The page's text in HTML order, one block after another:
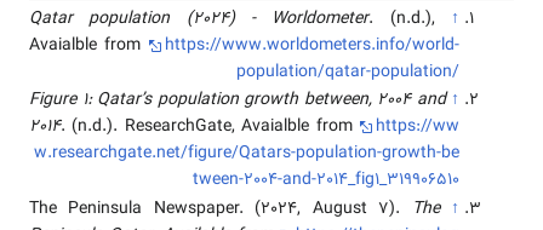
↑
Qatar population (2024) - Worldometer. (n.d.),
Avaialble from
https://www.worldometers.info/world-
population/qatar-population/
↑
Figure 1: Qatar’s population growth between, 2004 and
2014. (n.d.). ResearchGate, Avaialble from
https://ww
w.researchgate.net/figure/Qatars-population-growth-be
tween-2004-and-2014_fig1_319906510
↑
The Peninsula Newspaper. (2024, August 7). The